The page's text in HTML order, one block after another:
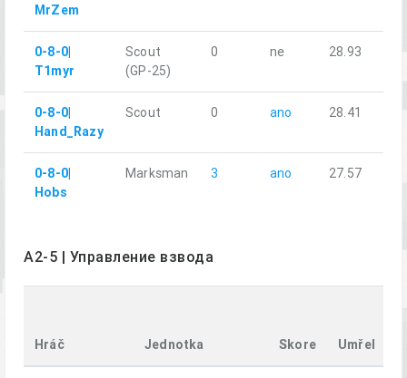
MrZem
0-8-0|
T1myr
Scout
(GP-25)
0 ne 28.93
0-8-0|
Hand_Razy
Scout 0 ano 28.41
0-8-0|
Hobs
Marksman 3 ano 27.57
A2-5 | Управление взвода
Hráč Jednotka Skore Umřel